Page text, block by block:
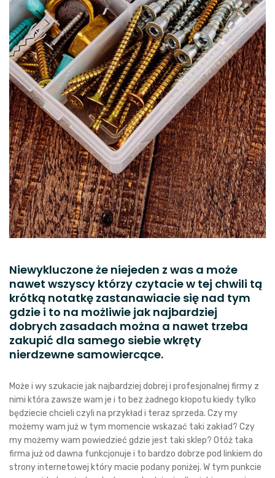
Niewykluczone że niejeden z was a może
nawet wszyscy którzy czytacie w tej chwili tą
krótką notatkę zastanawiacie się nad tym
gdzie i to na możliwie jak najbardziej
dobrych zasadach można a nawet trzeba
zakupić dla samego siebie wkręty
nierdzewne samowiercące.
Może i wy szukacie jak najbardziej dobrej i profesjonalnej firmy z
nimi która zawsze wam je i to bez żadnego kłopotu kiedy tylko
będziecie chcieli czyli na przykład i teraz sprzeda. Czy my
możemy wam już w tym momencie wskazać taki zakład? Czy
my możemy wam powiedzieć gdzie jest taki sklep? Otóż taka
firma już od dawna funkcjonuje i to bardzo dobrze pod linkiem do
strony internetowej który macie podany poniżej. W tym punkcie